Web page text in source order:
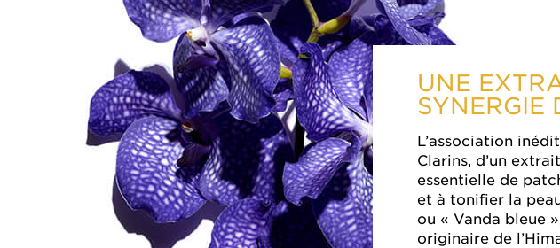
UNE
SYNERGIE
L’association
Clarins, d’un
essentielle de
et à tonifier la
ou « Vanda bleue
originaire de